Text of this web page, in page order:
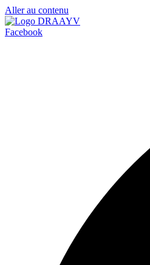
Aller au contenu
Facebook